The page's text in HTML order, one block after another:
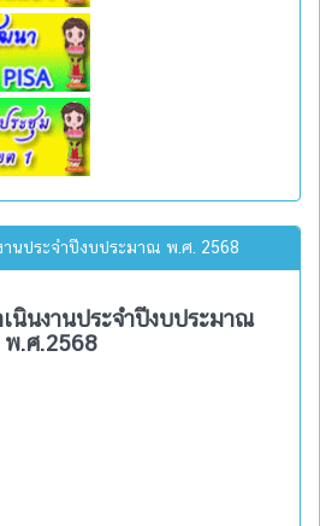
านประจำปีงบประมาณ พ.ศ. 2568
นินงานประจำปีงบประมาณ
พ.ศ.2568